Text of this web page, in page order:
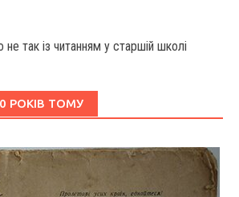
так із читанням у старшій школі
РОКІВ ТОМУ